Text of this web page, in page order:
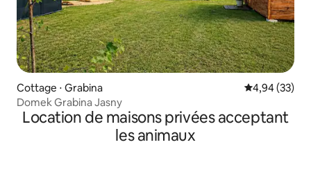
Cottage ⋅ Grabina Évaluation
4,94 (33)
Domek Grabina Jasny
Location de maisons privées acceptant
les animaux